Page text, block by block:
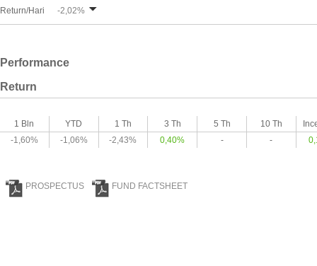
Return/Hari -2,02%
Performance
Return
1 Bln YTD 1 Th 3 Th 5 Th 10 Th
-1,60%
-1,06% -2,43% 0,40% - -
PROSPECTUS FUND FACTSHEET